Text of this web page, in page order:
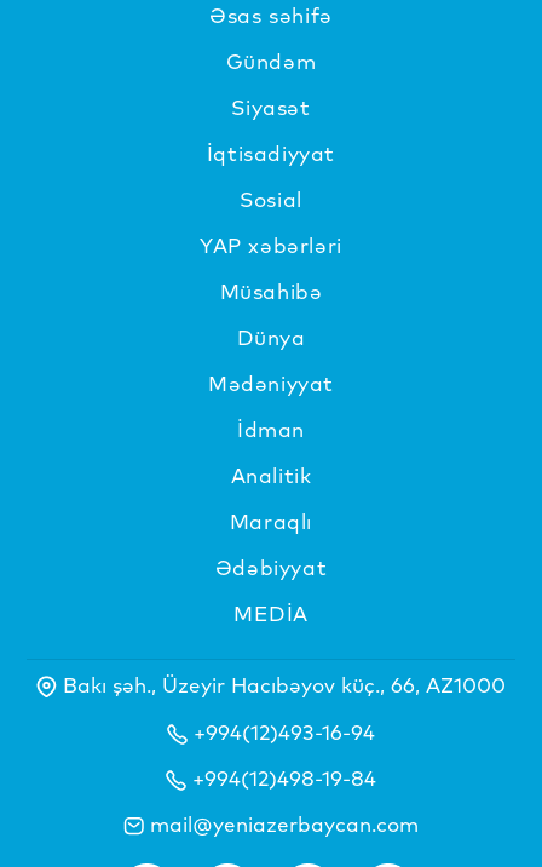
Əsas səhifə
Gündəm
Siyasət
İqtisadiyyat
Sosial
YAP xəbərləri
Müsahibə
Dünya
Mədəniyyat
İdman
Analitik
Maraqlı
Ədəbiyyat
MEDİA
Bakı şəh., Üzeyir Hacıbəyov küç., 66, AZ1000
+994(12)493-16-94
+994(12)498-19-84
mail@yeniazerbaycan.com